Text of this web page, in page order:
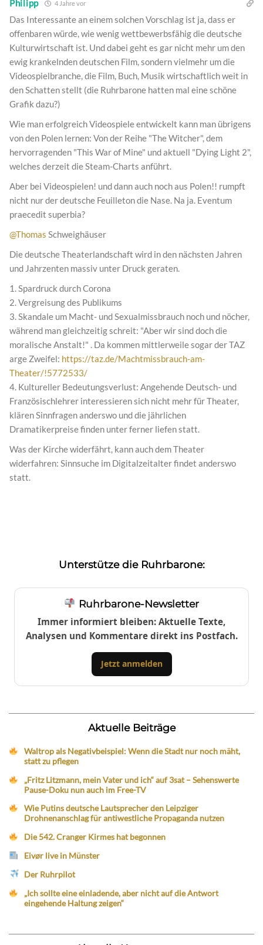
Philipp 4 Jahre vor
Das Interessante an einem solchen Vorschlag ist ja, dass er
offenbaren würde, wie wenig wettbewerbsfähig die deutsche
Kulturwirtschaft ist. Und dabei geht es gar nicht mehr um den
ewig krankelnden deutschen Film, sondern vielmehr um die
Videospielbranche, die Film, Buch, Musik wirtschaftlich weit in
den Schatten stellt (die Ruhrbarone hatten mal eine schöne
Grafik dazu?)
Wie man erfolgreich Videospiele entwickelt kann man übrigens
von den Polen lernen: Von der Reihe "The Witcher", dem
hervorragenden "This War of Mine" und aktuell "Dying Light 2",
welches derzeit die Steam-Charts anführt.
Aber bei Videospielen! und dann auch noch aus Polen!! rumpft
nicht nur der deutsche Feuilleton die Nase. Na ja. Eventum
praecedit superbia?
@Thomas Schweighäuser
Die deutsche Theaterlandschaft wird in den nächsten Jahren
und Jahrzenten massiv unter Druck geraten.
1. Spardruck durch Corona
2. Vergreisung des Publikums
3. Skandale um Macht- und Sexualmissbrauch noch und nöcher,
während man gleichzeitig schreit: "Aber wir sind doch die
moralische Anstalt!" . Da kommen mittlerweile sogar der TAZ
arge Zweifel: https://taz.de/Machtmissbrauch-am-
Theater/!5772533/
4. Kultureller Bedeutungsverlust: Angehende Deutsch- und
Französischlehrer interessieren sich nicht mehr für Theater,
klären Sinnfragen anderswo und die jährlichen
Dramatikerpreise finden unter ferner liefen statt.
Was der Kirche widerfährt, kann auch dem Theater
widerfahren: Sinnsuche im Digitalzeitalter findet anderswo
statt.
Unterstütze die Ruhrbarone:
Ruhrbarone-Newsletter
Immer informiert bleiben: Aktuelle Texte,
Analysen und Kommentare direkt ins Postfach.
Jetzt anmelden
Aktuelle Beiträge
Waltrop als Negativbeispiel: Wenn die Stadt nur noch mäht,
statt zu pflegen
„Fritz Litzmann, mein Vater und ich“ auf 3sat – Sehenswerte
Pause-Doku nun auch im Free-TV
Wie Putins deutsche Lautsprecher den Leipziger
Drohnenanschlag für antiwestliche Propaganda nutzen
Die 542. Cranger Kirmes hat begonnen
Eivør live in Münster
Der Ruhrpilot
„Ich sollte eine einladende, aber nicht auf die Antwort
eingehende Haltung zeigen“